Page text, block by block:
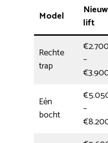
Model
lift
Rechte
trap
€2.700
–
Eén
bocht
–